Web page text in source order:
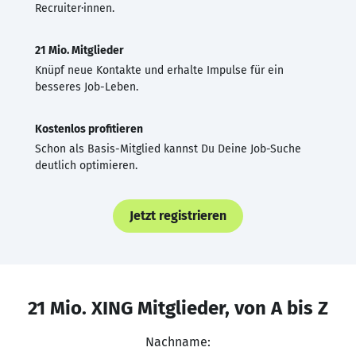
Recruiter·innen.
21 Mio. Mitglieder
Knüpf neue Kontakte und erhalte Impulse für ein
besseres Job-Leben.
Kostenlos profitieren
Schon als Basis-Mitglied kannst Du Deine Job-Suche
deutlich optimieren.
Jetzt registrieren
21 Mio. XING Mitglieder, von A bis Z
Nachname: